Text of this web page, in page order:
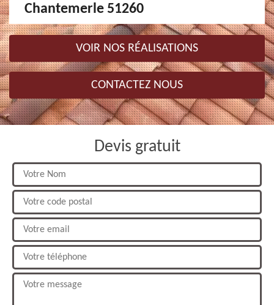
Chantemerle 51260
VOIR NOS RÉALISATIONS
CONTACTEZ NOUS
Devis gratuit